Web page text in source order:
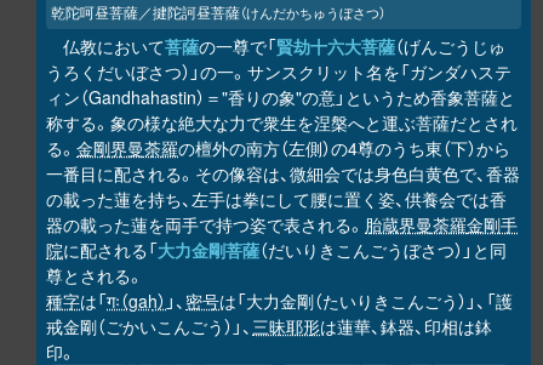
乾陀呵昼菩薩／揵陀訶昼菩薩（けんだかちゅうぼさつ）
仏教において菩薩の一尊で「賢劫十六大菩薩（げんごうじゅ
うろくだいぼさつ）」の一。サンスクリット名を「ガンダハステ
ィン（Gandhahastin）＝"香りの象"の意」というため香象菩薩と
称する。象の様な絶大な力で衆生を涅槃へと運ぶ菩薩だとされ
る。 金剛界曼荼羅の檀外の南方（左側）の4尊のうち東（下）から
一番目に配される。その像容は、微細会では身色白黄色で、香器
の載った蓮を持ち、左手は拳にして腰に置く姿、供養会では香
器の載った蓮を両手で持つ姿で表される。 胎蔵界曼荼羅金剛手
院に配される「大力金剛菩薩（だいりきこんごうぼさつ）」と同
尊とされる。
種字は「गः（gaḥ） 」、 密号は「大力金剛（たいりきこんごう）」、「護
戒金剛（ごかいこんごう）」、三昧耶形は蓮華、鉢器、印相は鉢
印。